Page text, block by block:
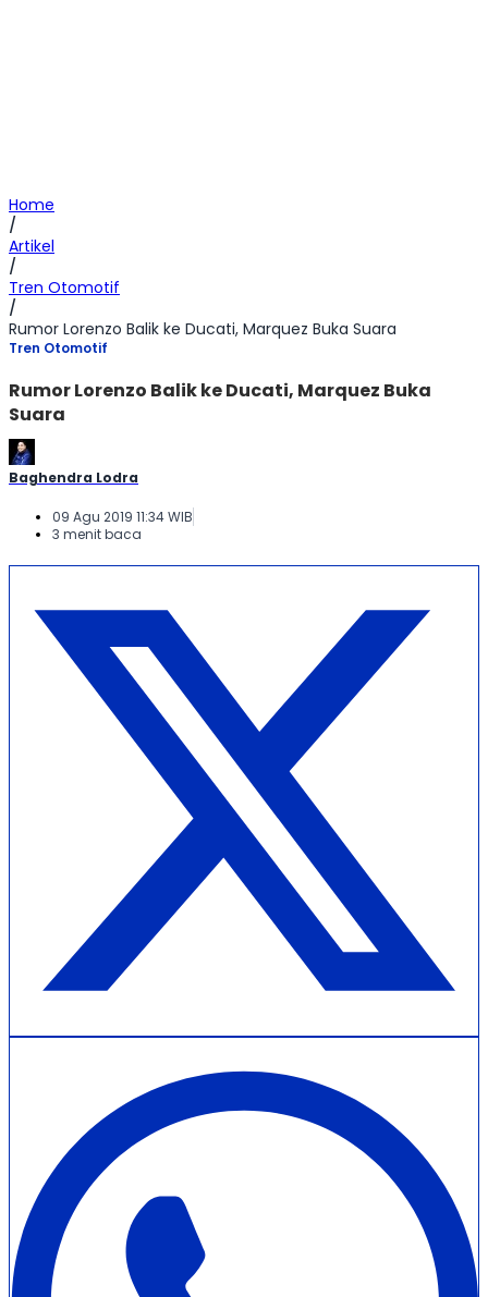
Home
/
Artikel
/
Tren Otomotif
/
Rumor Lorenzo Balik ke Ducati, Marquez Buka Suara
Tren Otomotif
Rumor Lorenzo Balik ke Ducati, Marquez Buka
Suara
Baghendra Lodra
09 Agu 2019 11:34 WIB
3 menit baca